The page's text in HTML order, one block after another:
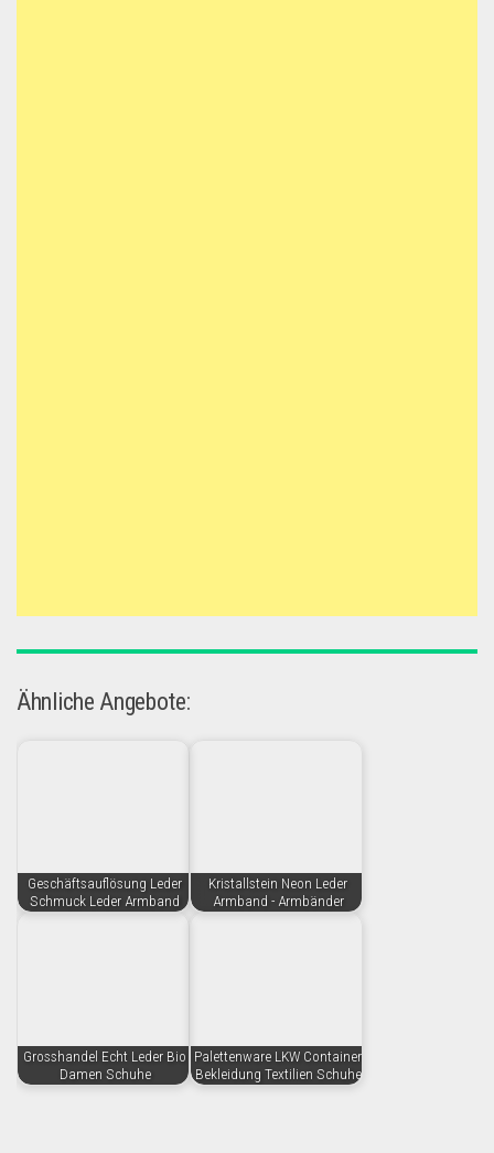
Ähnliche Angebote:
Geschäftsauflösung Leder
Schmuck Leder Armband
Kristallstein Neon Leder
Armband - Armbänder
Grosshandel Echt Leder Bio
Damen Schuhe
Palettenware LKW Container
Bekleidung Textilien Schuhe